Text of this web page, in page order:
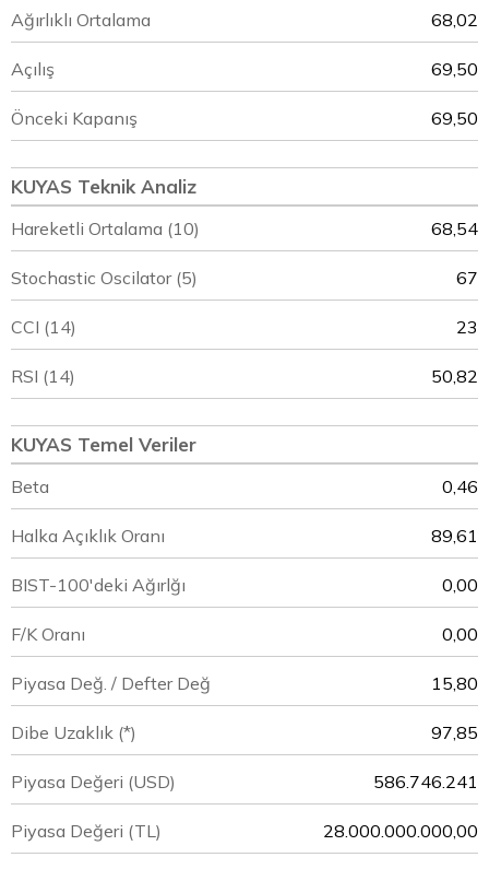
Ağırlıklı Ortalama 68,02
Açılış 69,50
Önceki Kapanış 69,50
KUYAS Teknik Analiz
Hareketli Ortalama (10) 68,54
Stochastic Oscilator (5) 67
CCI (14) 23
RSI (14) 50,82
KUYAS Temel Veriler
Beta 0,46
Halka Açıklık Oranı 89,61
BIST-100'deki Ağırlğı 0,00
F/K Oranı 0,00
Piyasa Değ. / Defter Değ 15,80
Dibe Uzaklık (*) 97,85
Piyasa Değeri (USD) 586.746.241
Piyasa Değeri (TL) 28.000.000.000,00